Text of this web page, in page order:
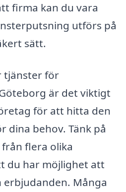
firma kan du vara
utförs på
sätt.
tjänster för
är det viktigt
för att hitta den
dina behov. Tänk på
flera olika
du har möjlighet att
Många